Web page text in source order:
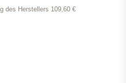
des Herstellers 109,60 €